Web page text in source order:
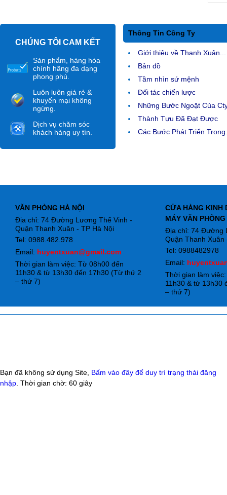
CHÚNG TÔI CAM KẾT
Sản phẩm, hàng hóa
chính hãng đa dạng
phong phú.
Luôn luôn giá rẻ &
khuyến mại không
ngừng.
Dịch vụ chăm sóc
khách hàng uy tín.
Thông Tin Công Ty
Giới thiệu về Thanh Xuân...
Bản đồ
Tầm nhìn sứ mệnh
Đối tác chiến lược
Những Bước Ngoặt Của
Thành Tựu Đã Đạt Được
Các Bước Phát Triển
VĂN PHÒNG HÀ NỘI
Địa chỉ: 74 Đường Lương Thế Vinh -
Quận Thanh Xuân - TP Hà Nội
Tel: 0988.482.978
Email: huyentxuan@gmail.com
Thời gian làm việc: Từ 08h00 đến
11h30 & từ 13h30 đến 17h30 (Từ thứ 2
– thứ 7)
CỬA HÀNG KINH
MÁY VĂN PHÒNG
Địa chỉ: 74 Đường
Quận Thanh Xuân
Tel: 0988482978
Email:
Thời gian làm
11h30 & từ 13h30
– thứ 7)
Bạn đã không sử dụng Site, Bấm vào đây để duy trì trạng thái đăng
nhập . Thời gian chờ: 60 giây